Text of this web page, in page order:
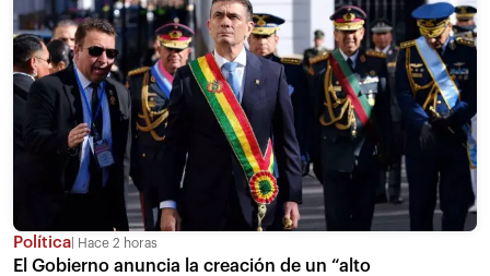
Política Hace 2 horas
El Gobierno anuncia la creación de un “alto